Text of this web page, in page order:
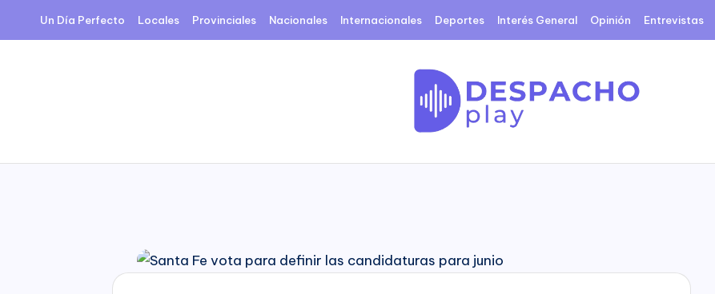
Skip
Un Día Perfecto Locales Provinciales Nacionales Internacionales Deportes Interés General Opinión Entrevistas
D
p